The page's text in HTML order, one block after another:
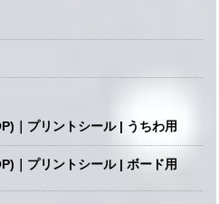
｜プリントシール | うちわ用
｜プリントシール | ボード用